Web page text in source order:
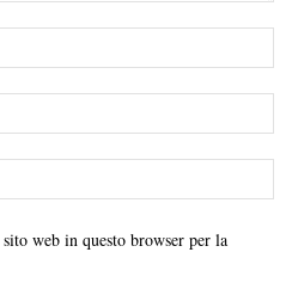
web in questo browser per la